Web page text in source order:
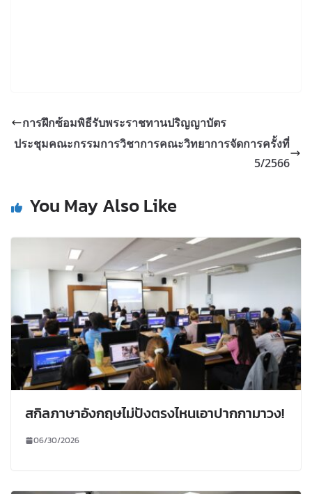
การฝึกซ้อมพิธีรับพระราชทานปริญญาบัตร
ประชุมคณะกรรมการวิชาการคณะวิทยาการจัดการครั้งที่
5/2566
You May Also Like
สกิลภาษาอังกฤษไม่ปังตรงไหนเอาปากกามาวง!
06/30/2026